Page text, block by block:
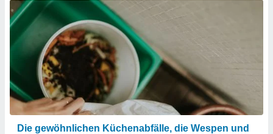
Die gewöhnlichen Küchenabfälle, die Wespen und